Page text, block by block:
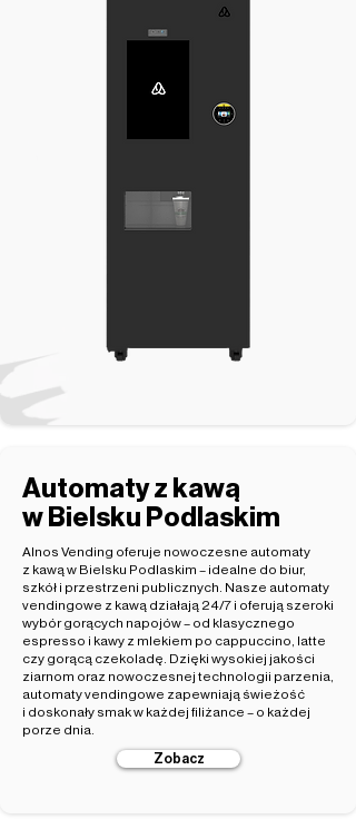
Automaty z kawą
w Bielsku Podlaskim
Alnos Vending oferuje nowoczesne automaty
z kawą w Bielsku Podlaskim – idealne do biur,
szkół i przestrzeni publicznych. Nasze automaty
vendingowe z kawą działają 24/7 i oferują szeroki
wybór gorących napojów – od klasycznego
espresso i kawy z mlekiem po cappuccino, latte
czy gorącą czekoladę. Dzięki wysokiej jakości
ziarnom oraz nowoczesnej technologii parzenia,
automaty vendingowe zapewniają świeżość
i doskonały smak w każdej filiżance – o każdej
porze dnia.
Zobacz